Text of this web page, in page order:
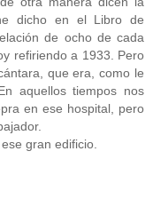
dicho en el Libro de
de ocho de cada
refiriendo a 1933. Pero
que era, como le
aquellos tiempos nos
en ese hospital, pero
gran edificio.